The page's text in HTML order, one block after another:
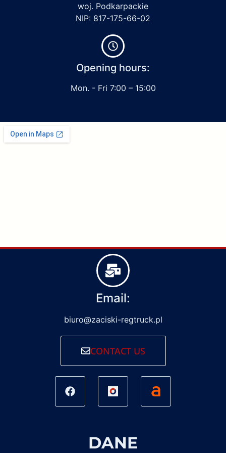
woj. Podkarpackie
NIP: 817-175-66-02
Opening hours:
Mon. - Fri 7:00 – 15:00
Email:
biuro@zaciski-regtruck.pl
CONTACT US
DANE